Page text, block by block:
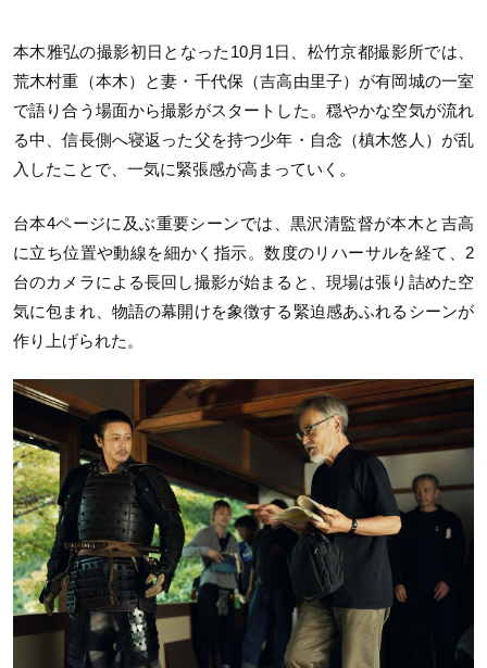
本木雅弘の撮影初日となった10月1日、松竹京都撮影所では、
荒木村重（本木）と妻・千代保（吉高由里子）が有岡城の一室
で語り合う場面から撮影がスタートした。穏やかな空気が流れ
る中、信長側へ寝返った父を持つ少年・自念（槙木悠人）が乱
入したことで、一気に緊張感が高まっていく。
台本4ページに及ぶ重要シーンでは、黒沢清監督が本木と吉高
に立ち位置や動線を細かく指示。数度のリハーサルを経て、2
台のカメラによる長回し撮影が始まると、現場は張り詰めた空
気に包まれ、物語の幕開けを象徴する緊迫感あふれるシーンが
作り上げられた。